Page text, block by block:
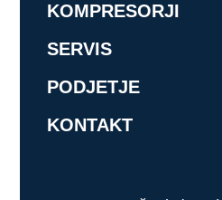
KOMPRESORJI
SERVIS
PODJETJE
KONTAKT